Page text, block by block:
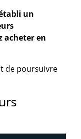
un
acheter en
de poursuivre